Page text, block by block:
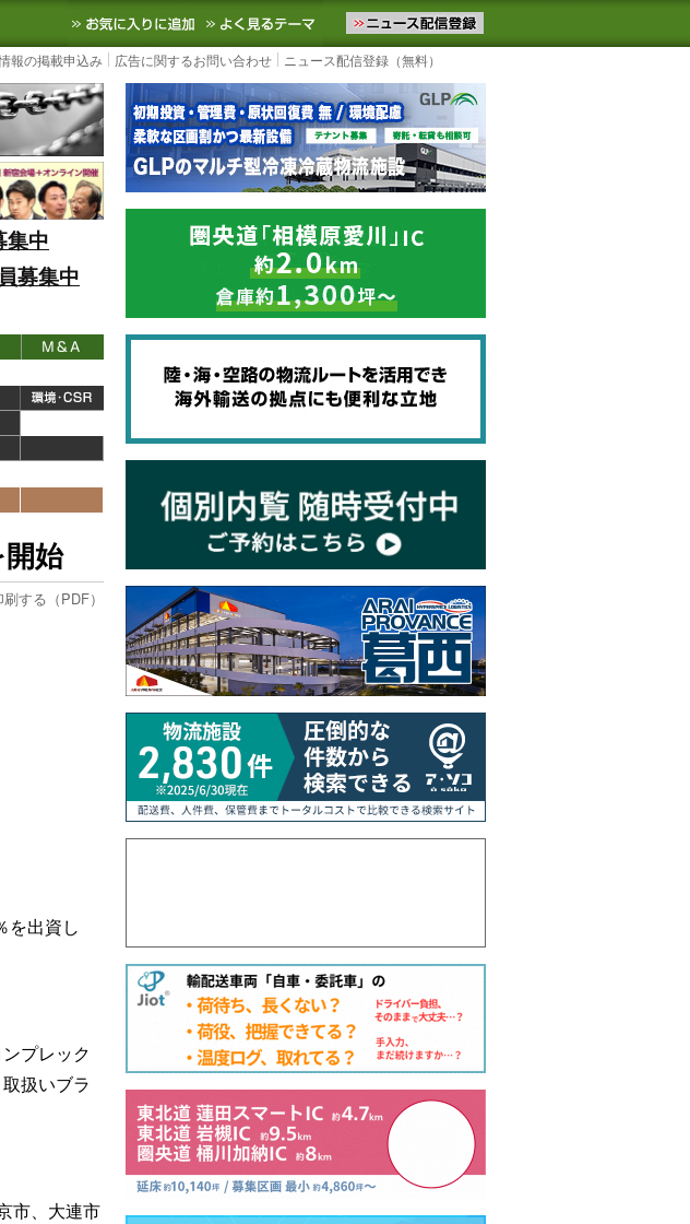
ど国内外の最新の物流ニュースをお届けします。物流ニュースメール配信を登録す
お気に入りに追加 よく見るテーマ
報の掲載申込み 広告に関するお問い合わせ ニュース配信登録（無料）
集中
募集中
始
する（PDF）
を出資し
プレック
扱いブラ
市、大連市